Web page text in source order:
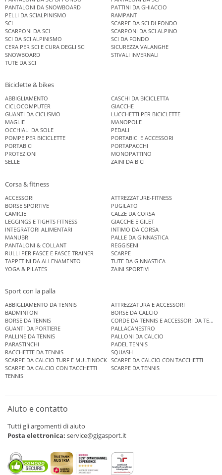
PANTALONI DA SNOWBOARD
PATTINI DA GHIACCIO
PELLI DA SCIALPINISMO
RAMPANT
SCI
SCARPE DA SCI DI FONDO
SCARPONI DA SCI
SCARPONI DA SCI ALPINO
SCI DA SCI ALPINISMO
SCI DA FONDO
CERA PER SCI E CURA DEGLI SCI
SICUREZZA VALANGHE
SNOWBOARD
STIVALI INVERNALI
TUTE DA SCI
Biciclette & bikes
ABBIGLIAMENTO
CASCHI DA BICICLETTA
CICLOCOMPUTER
GIACCHE
GUANTI DA CICLISMO
LUCCHETTI PER BICICLETTE
MAGLIE
MANOPOLE
OCCHIALI DA SOLE
PEDALI
POMPE PER BICICLETTE
PORTABICI E ACCESSORI
PORTABICI
PORTAPACCHI
PROTEZIONI
MONOPATTINO
SELLE
ZAINI DA BICI
Corsa & fitness
ACCESSORI
ATTREZZATURE-FITNESS
BORSE SPORTIVE
PUGILATO
CAMICIE
CALZE DA CORSA
LEGGINGS E TIGHTS FITNESS
GIACCHE E GILET
INTEGRATORI ALIMENTARI
INTIMO DA CORSA
MANUBRI
PALLE DA GINNASTICA
PANTALONI & COLLANT
REGGISENI
RULLI PER FASCE E FASCE TRAINER
SCARPE
TAPPETINI DA ALLENAMENTO
TUTE DA GINNASTICA
YOGA & PILATES
ZAINI SPORTIVI
Sport con la palla
ABBIGLIAMENTO DA TENNIS
ATTREZZATURA E ACCESSORI
BADMINTON
BORSE DA CALCIO
BORSE DA TENNIS
CORDE DA TENNIS E ACCESSORI DA TENNIS
GUANTI DA PORTIERE
PALLACANESTRO
PALLINE DA TENNIS
PALLONI DA CALCIO
PARASTINCHI
PADEL TENNIS
RACCHETTE DA TENNIS
SQUASH
SCARPE DA CALCIO TURF E MULTINOCK SCARPE DA CALCIO CON TACCHETTI
SCARPE DA CALCIO CON TACCHETTI
SCARPE DA TENNIS
TENNIS
Aiuto e contatto
Tutti gli argomenti di aiuto
Posta elettronica: service@gigasport.it